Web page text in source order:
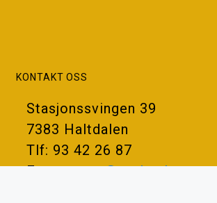
KONTAKT OSS
Stasjonssvingen 39
7383 Haltdalen
Tlf: 93 42 26 87
Epost: